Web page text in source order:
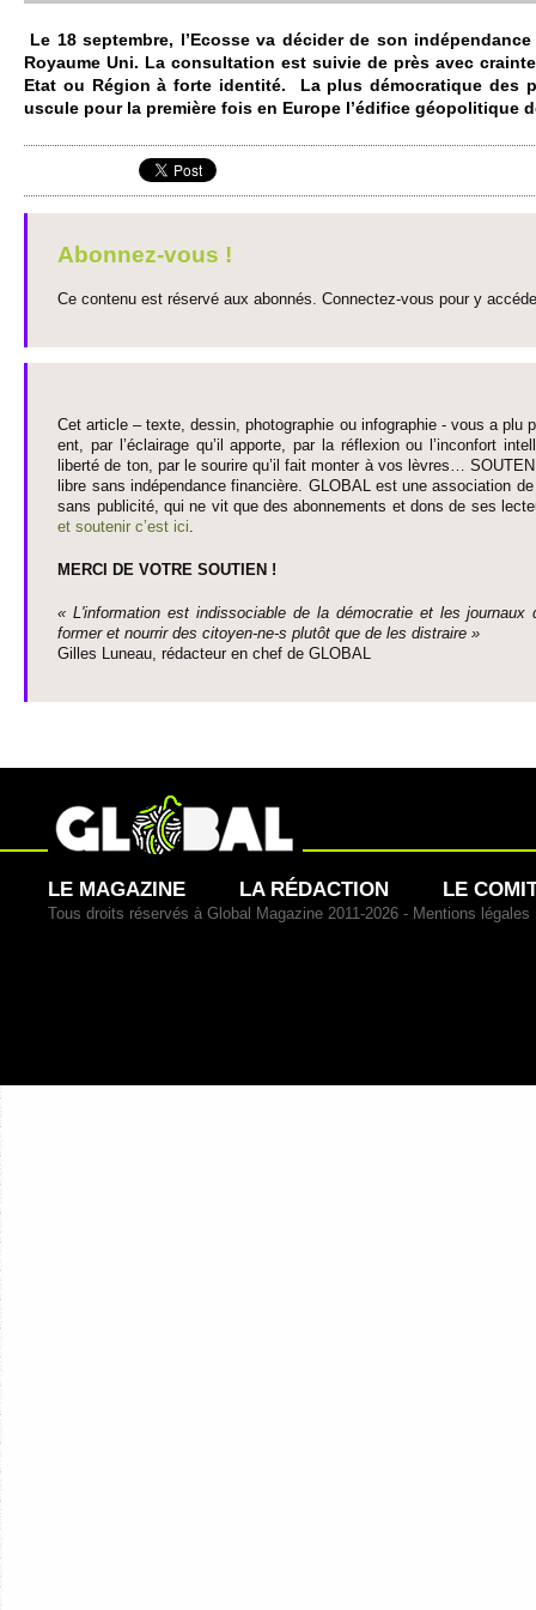
Le 18 se­pte­mbre, l’Ecosse va décider de son
Ro­yaume Uni. La consultation est suivie de près avec
Etat ou Région à forte identité. La plus démo­cratique des
uscule pour la première fois en Europe l’édifice géopo­litique
Abonnez-vous !
Ce contenu est réservé aux abonnés. Connectez-vous pour y
Cet article – texte, dessin, photographie ou infographie - vous a plu
ent, par l’éclairage qu’il appo­rte, par la réflexion ou l’inconfort
liberté de ton, par le so­urire qu’il fait monter à vos lèvres…
libre sans indépendance financière. GLOBAL est une asso­ci­ation
sans publi­cité, qui ne vit que des abonne­ments et dons de ses
et so­utenir c’est ici.
MERCI DE VOTRE SO­UTIEN !
« L'information est indisso­ci­able de la démo­cratie et les journaux
former et nourrir des ci­to­yen-ne-s plutôt que de les dis­traire »
Gi­lles Luneau, rédacteur en chef de GLOBAL
LE MAGAZINE LA RÉDACTION LE
Tous droits réservés à Global Magazine 2011-2026 - Mentions légales